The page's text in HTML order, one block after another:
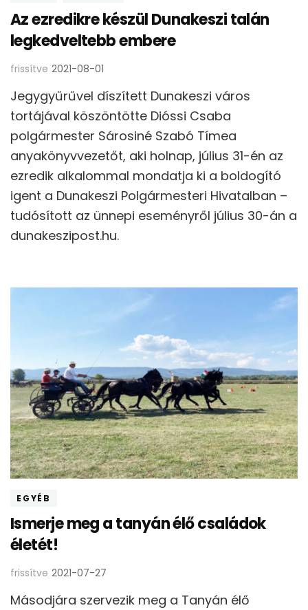
Az ezredikre készül Dunakeszi talán
legkedveltebb embere
frissítve 2021-08-01
Jegygyűrűvel díszített Dunakeszi város
tortájával köszöntötte Dióssi Csaba
polgármester Sárosiné Szabó Tímea
anyakönyvvezetőt, aki holnap, július 31-én az
ezredik alkalommal mondatja ki a boldogító
igent a Dunakeszi Polgármesteri Hivatalban –
tudósított az ünnepi eseményről július 30-án a
dunakeszipost.hu.
EGYÉB
Ismerje meg a tanyán élő családok
életét!
frissítve 2021-07-27
Másodjára szervezik meg a Tanyán élő